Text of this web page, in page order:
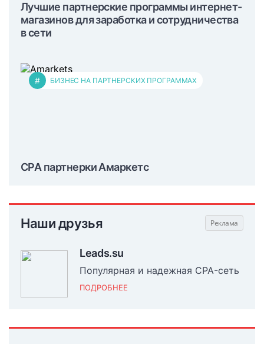
Лучшие партнерские программы интернет-
магазинов для заработка и сотрудничества
в сети
# БИЗНЕС НА ПАРТНЕРСКИХ ПРОГРАММАХ
CPA партнерки Амаркетс
Наши друзья
Leads.su
Популярная и надежная CPA-сеть
ПОДРОБНЕЕ